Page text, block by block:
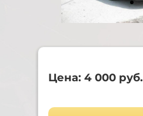
Цена: 4 000 руб.